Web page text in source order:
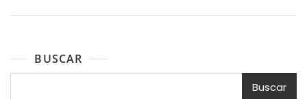
BUSCAR
Buscar